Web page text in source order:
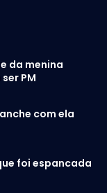
da menina
PM
com ela
foi espancada